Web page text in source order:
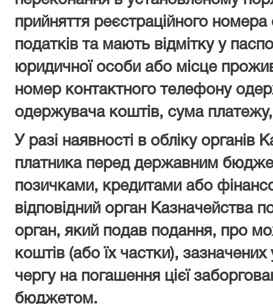
прийняття реєстраційного номера
податків та мають відмітку у
юридичної особи або місце
номер контактного телефону
одержувача коштів, сума
У разі наявності в обліку органів
платника перед державним
позичками, кредитами або
відповідний орган Казначейства
орган, який подав подання, про
коштів (або їх частки),
чергу на погашення цієї
бюджетом.